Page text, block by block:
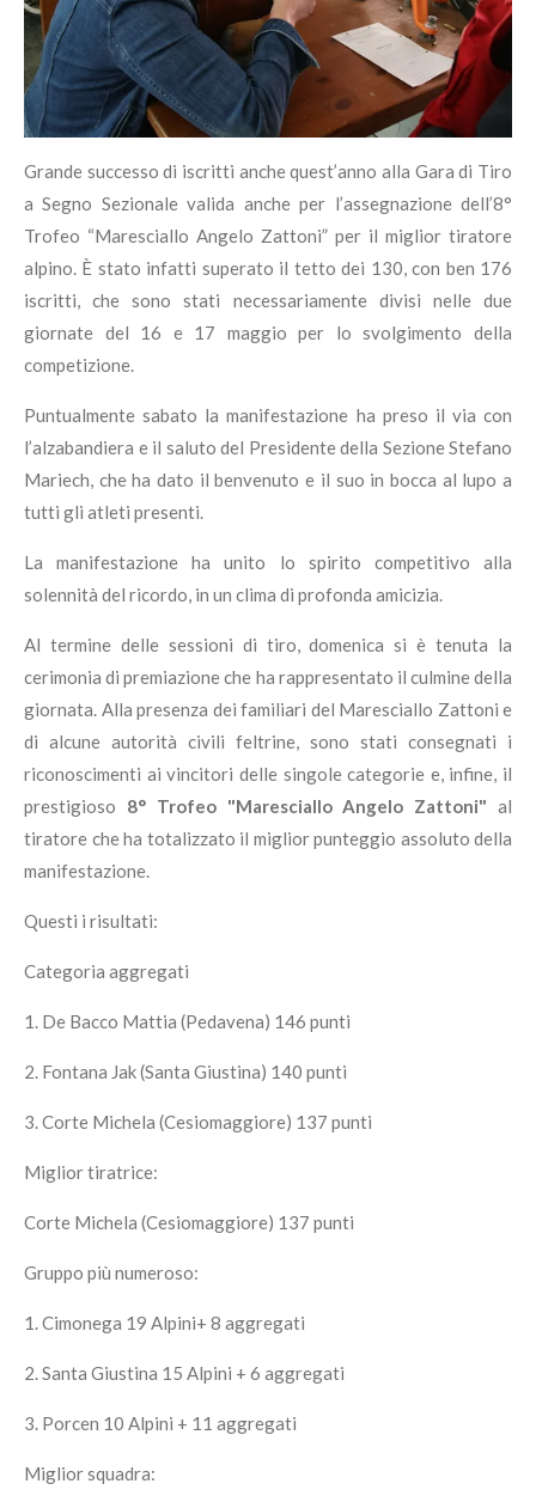
Grande successo di iscritti anche quest’anno alla Gara di Tiro
a Segno Sezionale valida anche per l’assegnazione dell’8°
Trofeo “Maresciallo Angelo Zattoni” per il miglior tiratore
alpino. È stato infatti superato il tetto dei 130, con ben 176
iscritti, che sono stati necessariamente divisi nelle due
giornate del 16 e 17 maggio per lo svolgimento della
competizione.
Puntualmente sabato la manifestazione ha preso il via con
l’alzabandiera e il saluto del Presidente della Sezione Stefano
Mariech, che ha dato il benvenuto e il suo in bocca al lupo a
tutti gli atleti presenti.
La manifestazione ha unito lo spirito competitivo alla
solennità del ricordo, in un clima di profonda amicizia.
Al termine delle sessioni di tiro,domenica si è tenuta la
cerimonia di premiazioneche ha rappresentato il culmine della
giornata. Alla presenza dei familiari del Maresciallo Zattoni e
di alcune autorità civili feltrine, sono stati consegnati i
riconoscimenti ai vincitori delle singole categorie e, infine, il
prestigioso 8° Trofeo "Maresciallo Angelo Zattoni" al
tiratore che ha totalizzato il miglior punteggio assoluto della
manifestazione.
Questi i risultati:
Categoria aggregati
1. De Bacco Mattia (Pedavena) 146 punti
2. Fontana Jak (Santa Giustina) 140 punti
3. Corte Michela (Cesiomaggiore) 137 punti
Miglior tiratrice:
Corte Michela (Cesiomaggiore) 137 punti
Gruppo più numeroso:
1. Cimonega 19 Alpini+ 8 aggregati
2. Santa Giustina 15 Alpini + 6 aggregati
3. Porcen 10 Alpini + 11 aggregati
Miglior squadra: